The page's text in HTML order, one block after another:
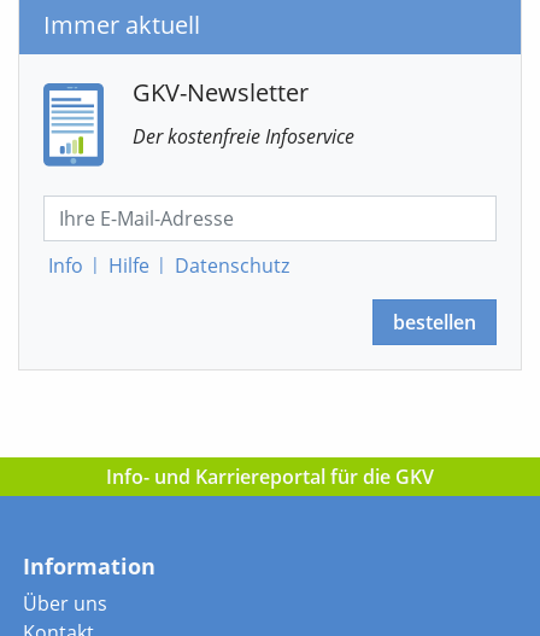
Immer aktuell
GKV-Newsletter
Der kostenfreie Infoservice
Info | Hilfe | Datenschutz
bestellen
Info- und Karriereportal für die GKV
Information
Über uns